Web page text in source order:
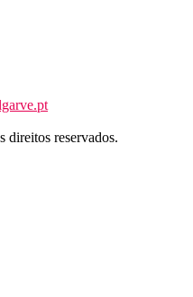
reservados.